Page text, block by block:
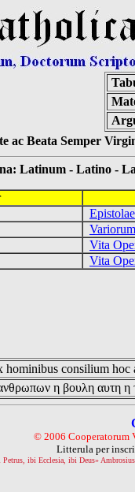
ac Beata Semper
- Latino -
Vita
Vita
hominibus consilium
η βουλη αυτη η
© 2006 Cooperatorum
Litterula per
Petrus, ibi Ecclesia, ibi Deus»